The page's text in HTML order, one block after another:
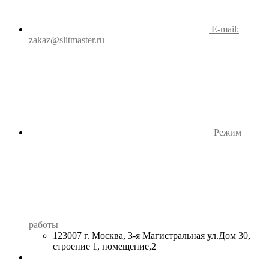
E-mail:
zakaz@slitmaster.ru
Режим
работы
123007 г. Москва, 3-я Магистральная ул.Дом 30,
строение 1, помещение,2